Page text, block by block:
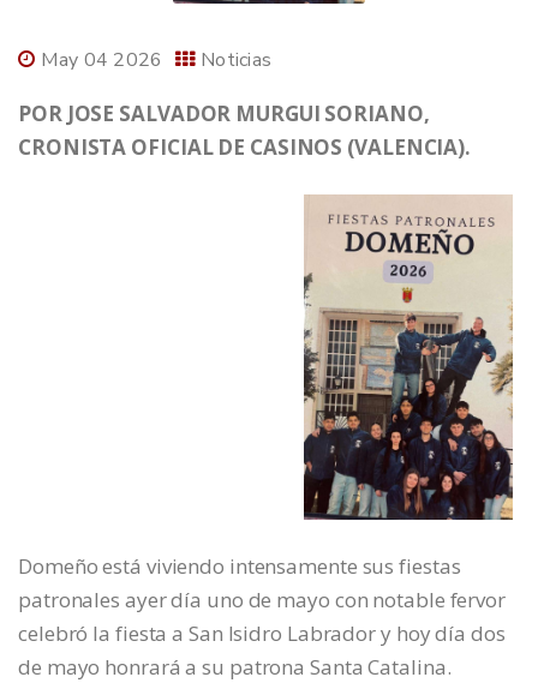
May 04 2026 Noticias
POR JOSE SALVADOR MURGUI SORIANO,
CRONISTA OFICIAL DE CASINOS (VALENCIA).
Domeño está viviendo intensamente sus fiestas
patronales ayer día uno de mayo con notable fervor
celebró la fiesta a San Isidro Labrador y hoy día dos
de mayo honrará a su patrona Santa Catalina.